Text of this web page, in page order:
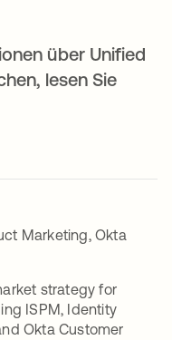
über Unified
lesen Sie
einer neuen
Marketing, Okta
strategy for
ISPM, Identity
Okta Customer